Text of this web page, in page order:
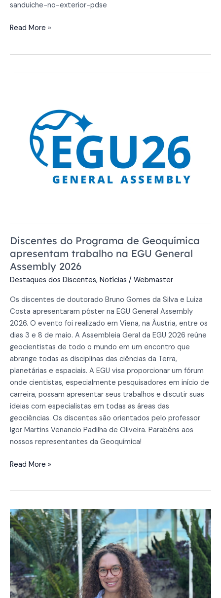
sanduiche-no-exterior-pdse
Read More »
Discentes do Programa de Geoquímica
apresentam trabalho na EGU General
Assembly 2026
Destaques dos Discentes, Notícias / Webmaster
Os discentes de doutorado Bruno Gomes da Silva e Luiza
Costa apresentaram pôster na EGU General Assembly
2026. O evento foi realizado em Viena, na Áustria, entre os
dias 3 e 8 de maio. A Assembleia Geral da EGU 2026 reúne
geocientistas de todo o mundo em um encontro que
abrange todas as disciplinas das ciências da Terra,
planetárias e espaciais. A EGU visa proporcionar um fórum
onde cientistas, especialmente pesquisadores em início de
carreira, possam apresentar seus trabalhos e discutir suas
ideias com especialistas em todas as áreas das
geociências. Os discentes são orientados pelo professor
Igor Martins Venancio Padilha de Oliveira. Parabéns aos
nossos representantes da Geoquímica!
Geoquímica
apresentam
trabalho
Read More »
Discente
do
PPG
Geoquímica
é
contemplada
com